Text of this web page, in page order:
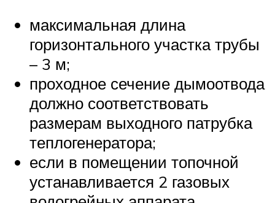
максимальная длина
горизонтального участка трубы
– 3 м;
проходное сечение дымоотвода
должно соответствовать
размерам выходного патрубка
теплогенератора;
если в помещении топочной
устанавливается 2 газовых